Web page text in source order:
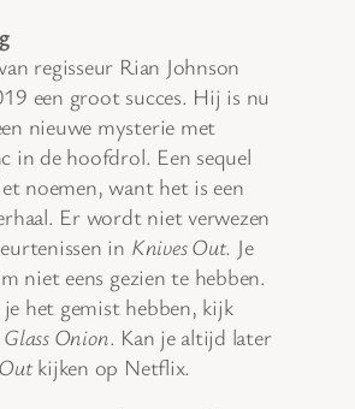
regisseur Rian Johnson
een groot succes. Hij is nu
nieuwe mysterie met
in de hoofdrol. Een sequel
noemen, want het is een
Er wordt niet verwezen
in Knives Out. Je
niet eens gezien te hebben.
het gemist hebben, kijk
Glass Onion. Kan je altijd later
kijken op Netflix.